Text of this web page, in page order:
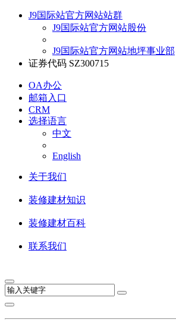
J9国际站官方网站站群
J9国际站官方网站股份
J9国际站官方网站地坪事业部
证券代码 SZ300715
OA办公
邮箱入口
CRM
选择语言
中文
English
关于我们
装修建材知识
装修建材百科
联系我们